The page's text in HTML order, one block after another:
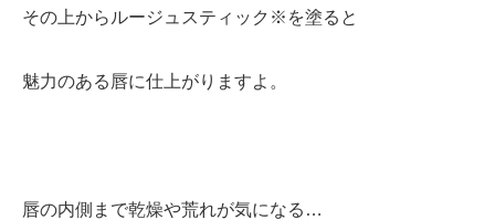
その上からルージュスティック※を塗ると
魅力のある唇に仕上がりますよ。
唇の内側まで乾燥や荒れが気になる…